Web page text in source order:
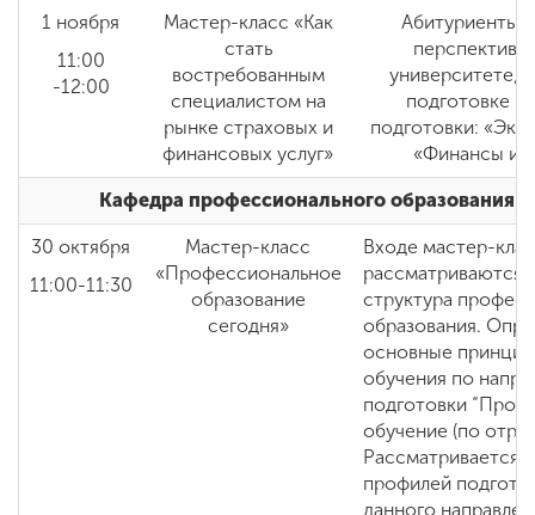
1 ноября
11:00
-12:00
Мастер-класс «Как
стать
востребованным
специалистом на
рынке страховых и
финансовых услуг»
Абитуриенты
университете,
подготовке
подготовки:
«Финансы и
Кафедра профессионального образования
30 октября
11:00-11:30
Мастер-класс
«Профессиональное
образование
сегодня»
Входе мастер-
рассматриваются
структура
образования.
основные
обучения по
подготовки
обучение (по
Рассматривается
профилей
данного